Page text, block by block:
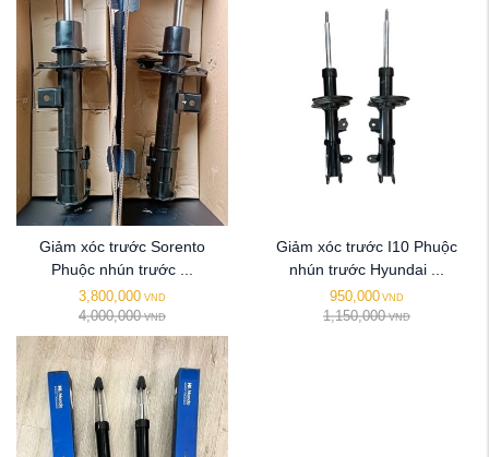
Giảm xóc trước Sorento
Phuộc nhún trước ...
3,800,000 VND
4,000,000 VND
Giảm xóc trước I10 Phuộc
nhún trước Hyundai ...
950,000 VND
1,150,000 VND